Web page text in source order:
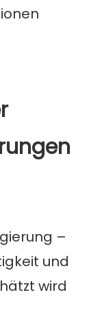
–
und
wird